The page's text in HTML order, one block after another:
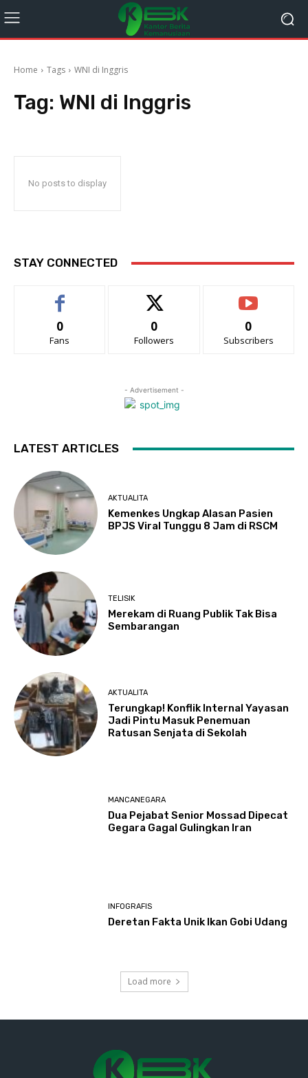
Home Tags WNI di Inggris
Tag: WNI di Inggris
No posts to display
STAY CONNECTED
0
Fans
0
Followers
0
Subscribers
- Advertisement -
LATEST ARTICLES
AKTUALITA
Kemenkes Ungkap Alasan Pasien
BPJS Viral Tunggu 8 Jam di RSCM
TELISIK
Merekam di Ruang Publik Tak Bisa
Sembarangan
AKTUALITA
Terungkap! Konflik Internal Yayasan
Jadi Pintu Masuk Penemuan
Ratusan Senjata di Sekolah
MANCANEGARA
Dua Pejabat Senior Mossad Dipecat
Gegara Gagal Gulingkan Iran
INFOGRAFIS
Deretan Fakta Unik Ikan Gobi Udang
Load more